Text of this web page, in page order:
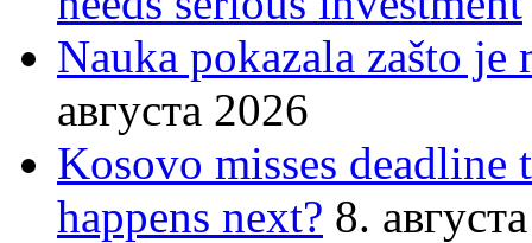
Nauka pokazala zašto
августа 2026
Kosovo misses
happens next? 8.